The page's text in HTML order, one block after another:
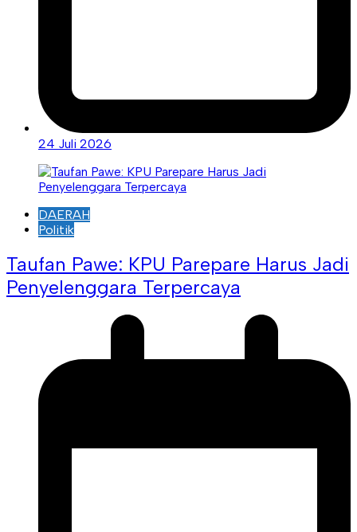
24 Juli 2026
DAERAH
Politik
Taufan Pawe: KPU Parepare Harus Jadi
Penyelenggara Terpercaya